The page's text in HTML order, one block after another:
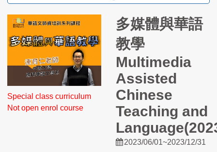
Special class curriculum
Not open enrol course
多媒體與華語
教學
Multimedia
Assisted
Chinese
Teaching and
2023/06/01~2023/12/31